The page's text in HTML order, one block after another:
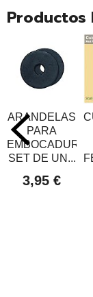
Productos
ARANDELAS
PARA
EMBOCADURA,
SET DE UN...
3,95 €